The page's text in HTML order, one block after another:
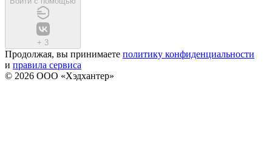
+ 3
Продолжая, вы принимаете политику конфиденциальности
и правила сервиса
© 2026 ООО «Хэдхантер»